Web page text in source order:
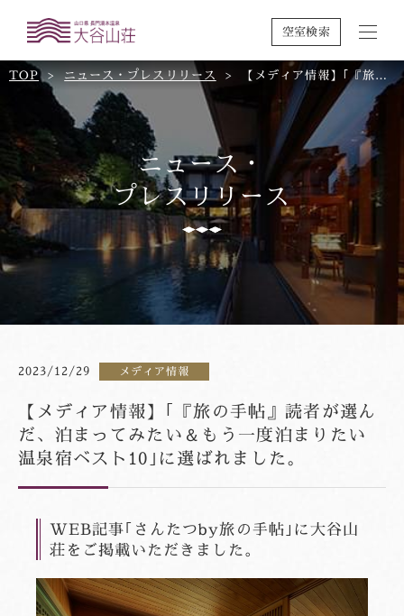
空室検索
TOP ニュース・プレスリリース 【メディア情報】｢『旅の手帖』読者が選んだ、泊まってみたい＆もう一度泊まりたい 温泉宿ベスト10｣に選ばれました。
ニュース・
プレスリリース
2023/12/29 メディア情報
【メディア情報】｢『旅の手帖』読者が選ん
だ、泊まってみたい＆もう一度泊まりたい
温泉宿ベスト10｣に選ばれました。
WEB記事｢さんたつby旅の手帖｣に大谷山
荘をご掲載いただきました。